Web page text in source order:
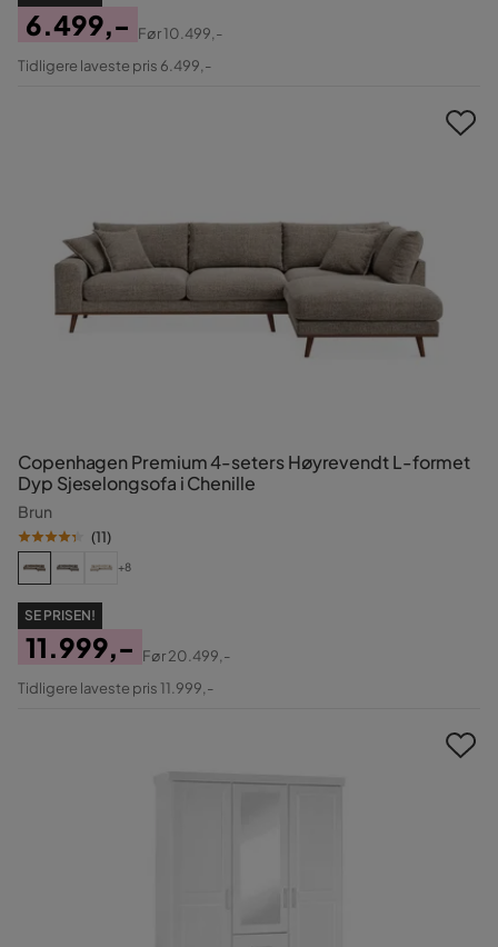
Pris
6.499,-
Original
Før10.499,-
Tidligere laveste pris 6.499,-
Copenhagen Premium 4-seters Høyrevendt L-formet
Dyp Sjeselongsofa i Chenille
Brun
(11)
+8
SE PRISEN!
Pris
11.999,-
Original
Før20.499,-
Tidligere laveste pris 11.999,-